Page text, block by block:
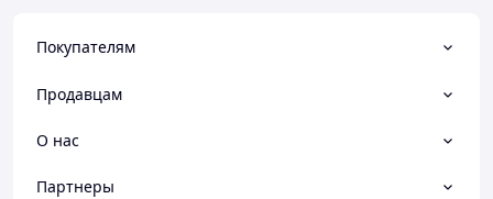
Покупателям
Продавцам
О нас
Партнеры